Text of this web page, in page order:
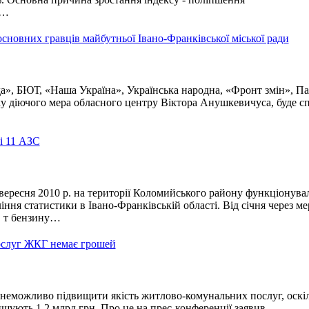
гравців майбутньої Івано-Франківської міської ради
БЮТ, «Наша Україна», Українська народна, «Фронт змін»,
діючого мера обласного центру Віктора Анушкевичуса, буде
11 АЗС
2010 р. на території Коломийського району
статистики в Івано-Франківській області. Від січня через
т бензину…
ЖКГ немає грошей
підвищити якість житлово-комунальних послуг,